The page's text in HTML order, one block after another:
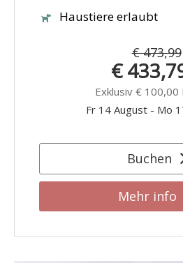
Haustiere erlaubt
€ 473,99
€
Exklusiv € 100,00
Fr 14 August - Mo
Buchen
Mehr info